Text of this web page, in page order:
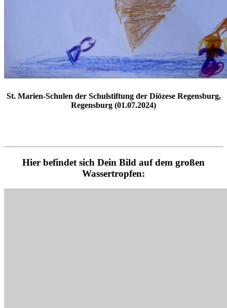
St. Marien-Schulen der Schulstiftung der Diözese Regensburg,
Regensburg (01.07.2024)
Hier befindet sich Dein Bild auf dem großen
Wassertropfen: